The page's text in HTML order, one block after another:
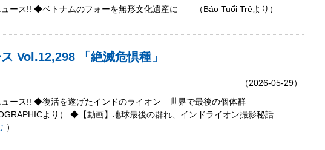
ース!! ◆ベトナムのフォーを無形文化遺産に――（Báo Tuổi Trẻより）
Vol.12,298 「絶滅危惧種」
（2026-05-29）
ュース!! ◆復活を遂げたインドのライオン 世界で最後の個体群
より） ◆【動画】地球最後の群れ、インドライオン撮影秘話
）